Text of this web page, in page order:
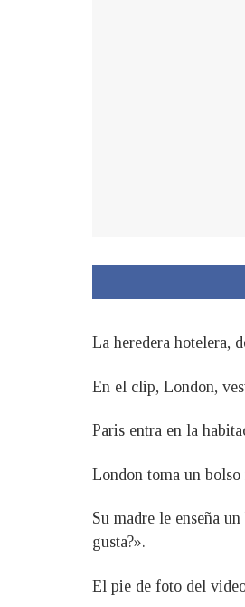
La heredera hotelera,
En el clip, London,
Paris entra en la
London toma un bolso
Su madre le enseña
gusta?».
El pie de foto del